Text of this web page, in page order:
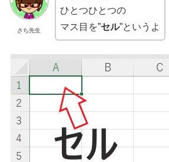
さち先生
ひとつひとつの
マス目を”セル”というよ